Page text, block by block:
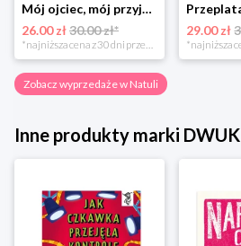
Mój ojciec, mój przyjaciel Element
26.00 zł30.00 zł*
*najniższa cena z 30 dni przed obniżką
29.00 zł
Zobacz wyprzedaże w Natuli
Inne produkty marki